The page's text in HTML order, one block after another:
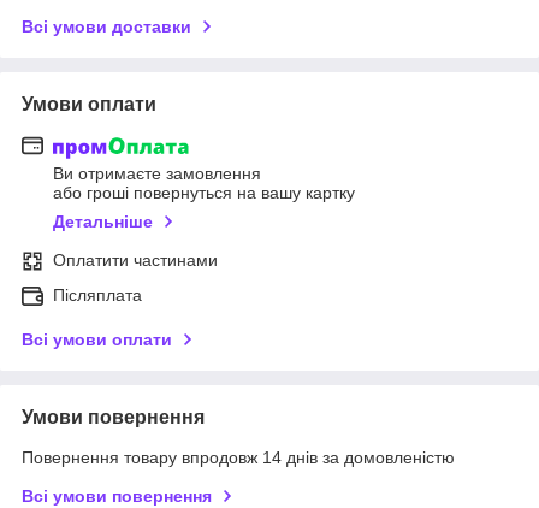
Всі умови доставки
Умови оплати
Ви отримаєте замовлення
або гроші повернуться на вашу картку
Детальніше
Оплатити частинами
Післяплата
Всі умови оплати
Умови повернення
Повернення товару впродовж 14 днів за домовленістю
Всі умови повернення